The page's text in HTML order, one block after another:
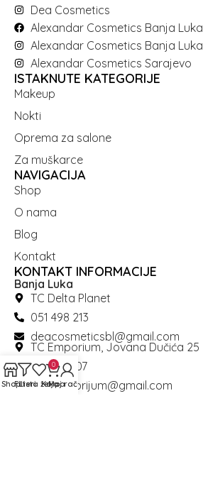
Dea Cosmetics
Alexandar Cosmetics Banja Luka
Alexandar Cosmetics Banja Luka
Alexandar Cosmetics Sarajevo
ISTAKNUTE KATEGORIJE
Makeup
Nokti
Oprema za salone
Za muškarce
NAVIGACIJA
Shop
O nama
Blog
Kontakt
KONTAKT INFORMACIJE
Banja Luka
TC Delta Planet
051 498 213
deacosmeticsbl@gmail.com
TC Emporium, Jovana Dučića 25
051 921 107
deaemporijum@gmail.com
ShopFilteri
Lista želja
0
Korpa
Moj račun